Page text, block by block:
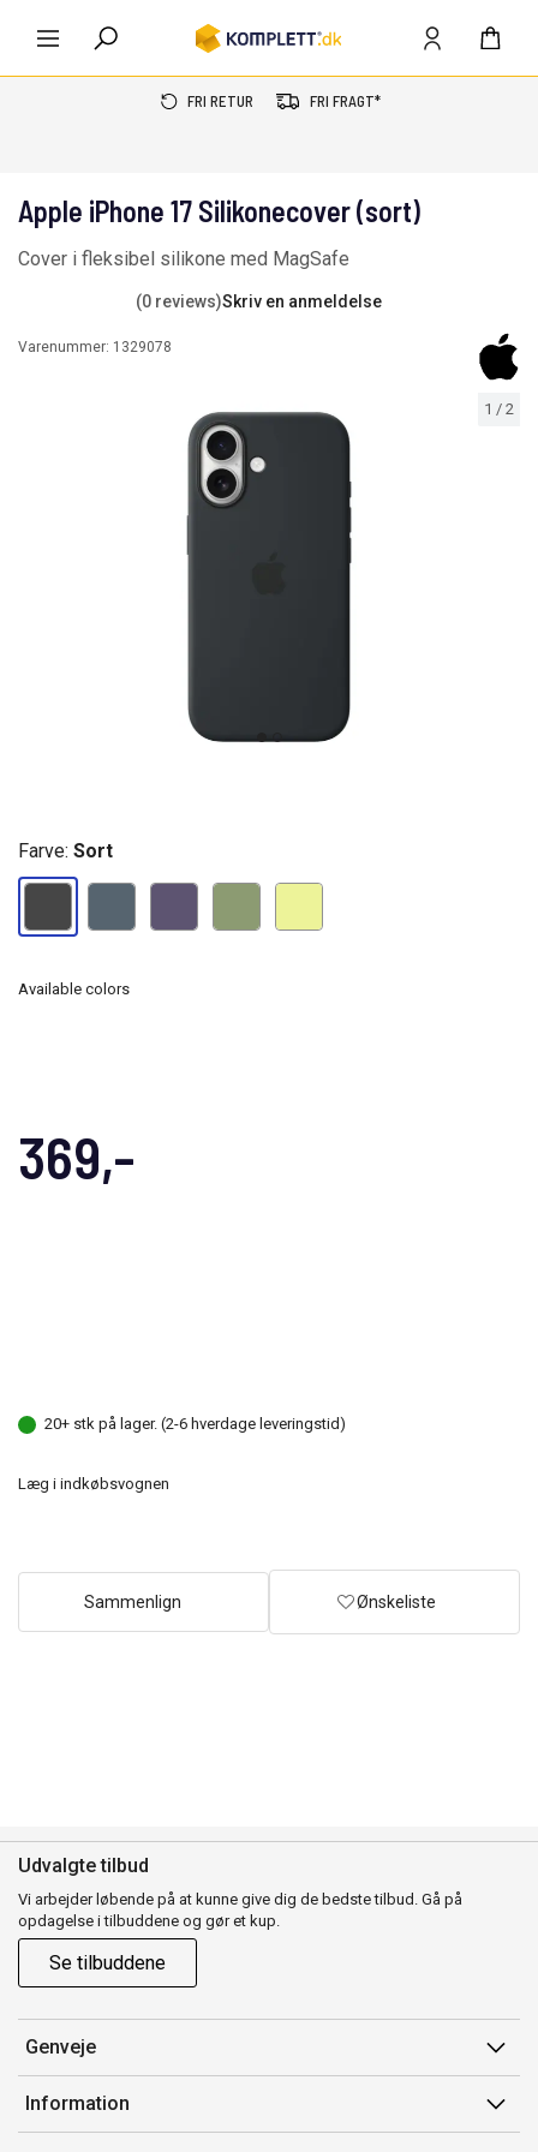
FRI RETUR FRI FRAGT*
1 / 2
Apple iPhone 17 Silikonecover (sort)
Cover i fleksibel silikone med MagSafe
(0 reviews)Skriv en anmeldelse
Varenummer: 1329078
369,-
Farve: Sort
Available colors
20+ stk på lager. (2-6 hverdage leveringstid)
Læg i indkøbsvognen
Sammenlign Ønskeliste
Udvalgte tilbud
Vi arbejder løbende på at kunne give dig de bedste tilbud. Gå på
opdagelse i tilbuddene og gør et kup.
Se tilbuddene
Genveje
Min side
Ordrehistorik
Information